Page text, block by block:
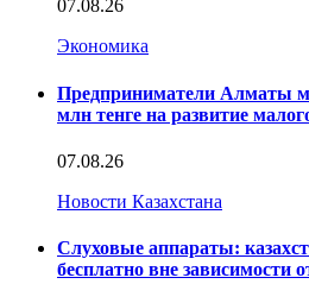
07.08.26
Экономика
Предприниматели Алматы
млн тенге на развитие
07.08.26
Новости Казахстана
Слуховые аппараты:
бесплатно вне зависимости